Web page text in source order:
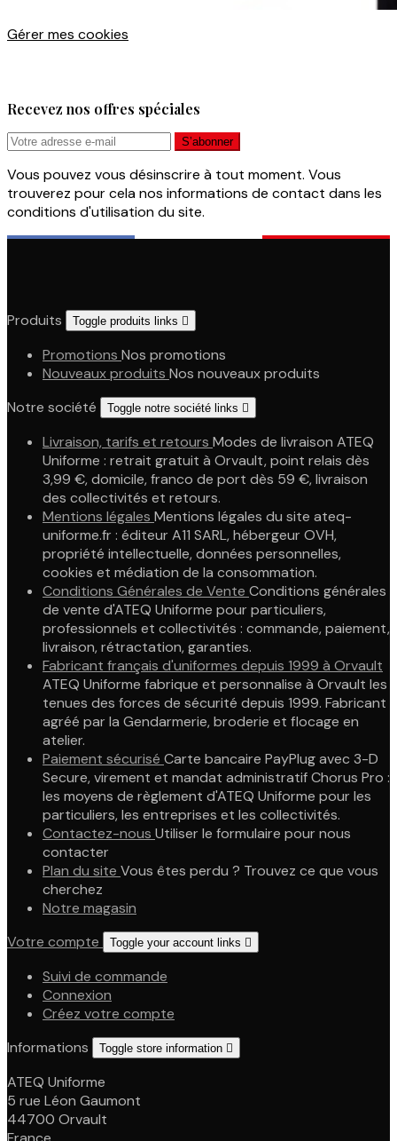
Gérer mes cookies
Recevez nos offres spéciales
Vous pouvez vous désinscrire à tout moment. Vous
trouverez pour cela nos informations de contact dans les
conditions d'utilisation du site.
Produits Toggle produits links 
Promotions Nos promotions
Nouveaux produits Nos nouveaux produits
Notre société
Toggle notre société links 
Livraison, tarifs et retours Modes de livraison ATEQ
Uniforme : retrait gratuit à Orvault, point relais dès
3,99 €, domicile, franco de port dès 59 €, livraison
des collectivités et retours.
Mentions légales Mentions légales du site ateq-
uniforme.fr : éditeur A11 SARL, hébergeur OVH,
propriété intellectuelle, données personnelles,
cookies et médiation de la consommation.
Conditions Générales de Vente Conditions générales
de vente d'ATEQ Uniforme pour particuliers,
professionnels et collectivités : commande, paiement,
livraison, rétractation, garanties.
Fabricant français d'uniformes depuis 1999 à Orvault
ATEQ Uniforme fabrique et personnalise à Orvault les
tenues des forces de sécurité depuis 1999. Fabricant
agréé par la Gendarmerie, broderie et flocage en
atelier.
Paiement sécurisé Carte bancaire PayPlug avec 3-D
Secure, virement et mandat administratif Chorus Pro :
les moyens de règlement d'ATEQ Uniforme pour les
particuliers, les entreprises et les collectivités.
Contactez-nous Utiliser le formulaire pour nous
contacter
Plan du site Vous êtes perdu ? Trouvez ce que vous
cherchez
Notre magasin
Votre compte
Toggle your account links 
Suivi de commande
Connexion
Créez votre compte
Informations
Toggle store information 
ATEQ Uniforme
5 rue Léon Gaumont
44700 Orvault